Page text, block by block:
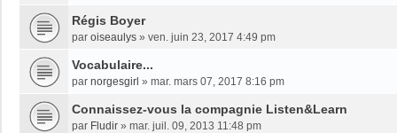
Régis Boyer
par oiseaulys » ven. juin 23, 2017 4:49 pm
Vocabulaire...
par norgesgirl » mar. mars 07, 2017 8:16 pm
Connaissez-vous la compagnie Listen&Learn
par Fludir » mar. juil. 09, 2013 11:48 pm